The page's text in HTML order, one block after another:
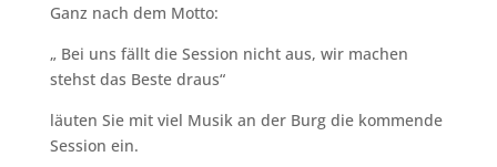
Ganz nach dem Motto:
„ Bei uns fällt die Session nicht aus, wir machen
stehst das Beste draus“
läuten Sie mit viel Musik an der Burg die kommende
Session ein.